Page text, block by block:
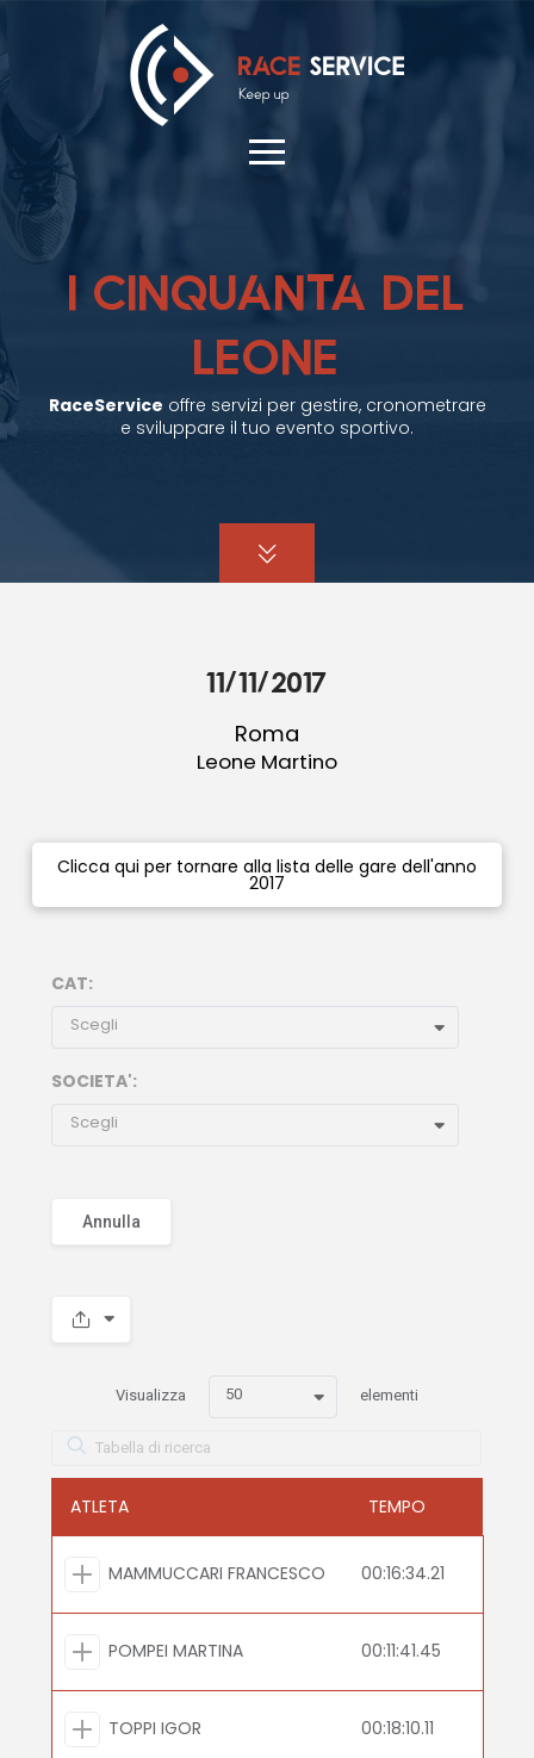
I CINQUANTA DEL
LEONE
RaceService offre servizi per gestire, cronometrare
e sviluppare il tuo evento sportivo.
11/11/2017
Roma
Leone Martino
Clicca qui per tornare alla lista delle gare dell'anno
2017
CAT:
Scegli
SOCIETA':
Scegli
Annulla
Visualizza 50 elementi
ATLETA TEMPO
MAMMUCCARI FRANCESCO 00:16:34.21
POMPEI MARTINA 00:11:41.45
TOPPI IGOR 00:18:10.11